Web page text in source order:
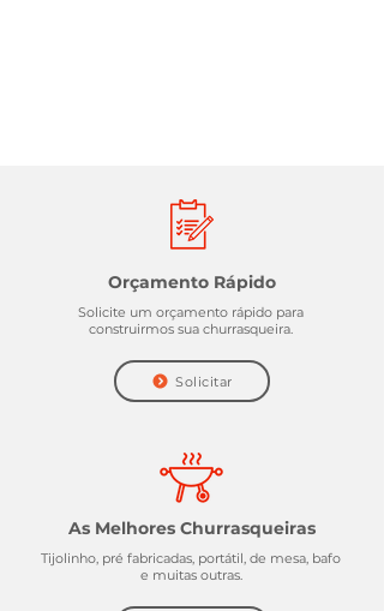
Orçamento Rápido
Solicite um orçamento rápido para
construirmos sua churrasqueira.
Solicitar
As Melhores Churrasqueiras
Tijolinho, pré fabricadas, portátil, de mesa, bafo
e muitas outras.